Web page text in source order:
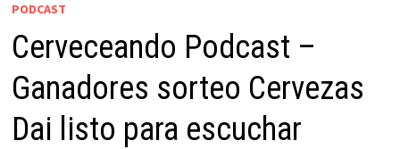
PODCAST
Cerveceando Podcast –
Ganadores sorteo Cervezas
Dai listo para escuchar